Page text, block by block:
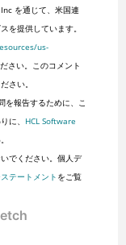
を通じて、米国連
を提供しています。
us-
さい。このコメント
さい。
を報告するために、こ
に、 HCL Software
でください。個人デ
テートメント をご覧